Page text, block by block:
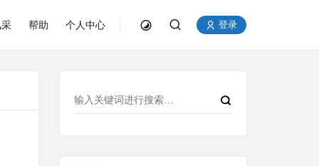
帮助 个人中心 登录